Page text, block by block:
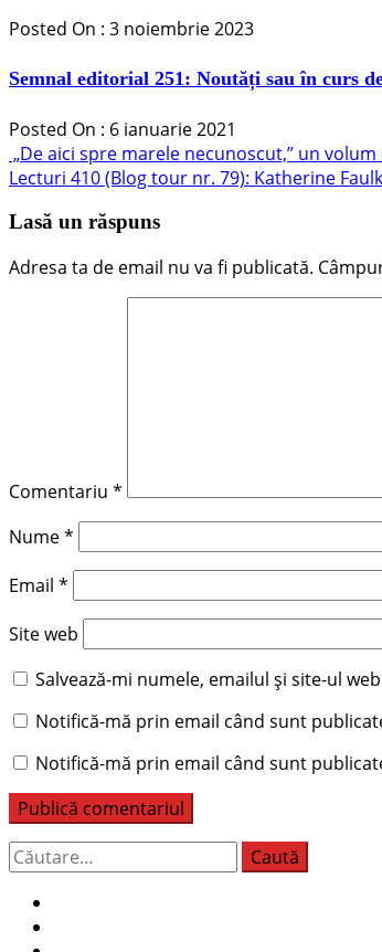
Posted On : 3 noiembrie 2023
Semnal editorial 251: Noutăți sau în curs
Posted On : 6 ianuarie 2021
Navigare
în
articole
Articolul
anterior:
„De aici spre marele necunoscut,” un
Articolul
Lecturi 410 (Blog tour nr. 79): Katherine
Lasă un răspuns
Adresa ta de email nu va fi publicată.
Comentariu *
Nume*
Email *
Site web
Salvează-mi numele, emailul și site-ul
Notifică-mă prin email când sunt
Notifică-mă prin email când sunt
Caută
după: